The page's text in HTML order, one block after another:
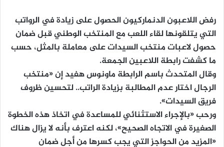
رفض اللاعبون الدنماركيون الحصول على زيادة في الرواتب
التي يتلقونها لقاء اللعب مع المنتخب الوطني قبل ضمان
حصول لاعبات منتخب السيدات على معاملة بالمثل، حسب
ما كشفت رابطة اللاعبين الجمعة.
وقال المتحدث باسم الرابطة ماونوس هفيد إن «منتخب
الرجال اختار عدم المطالبة بزيادة الراتب.. لتحسين ظروف
فريق السيدات».
ورحب «بالإجراء الاستثنائي للمساعدة في اتخاذ هذه الخطوة
الصغيرة في الاتجاه الصحيح»، لكنه اعترف بأنه لا يزال هناك
«المزيد من الحواجز التي يجب كسرها من أجل ضمان